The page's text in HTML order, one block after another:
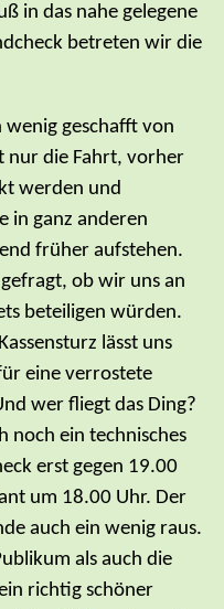
in das nahe gelegene
betreten wir die
wenig geschafft von
nur die Fahrt, vorher
werden und
in ganz anderen
früher aufstehen.
ob wir uns an
beteiligen würden.
lässt uns
eine verrostete
wer fliegt das Ding?
noch ein technisches
erst gegen 19.00
um 18.00 Uhr. Der
auch ein wenig raus.
als auch die
richtig schöner